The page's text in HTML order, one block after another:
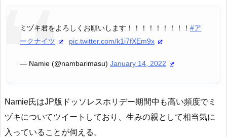
ミヅキ君をよろしくお願いします！！！！！！！！！ #ア
ークナイツ
pic.twitter.com/k1i7fXEm9x
— Namie (@nambarimasu) January 14, 2022
Namie氏はJP版ドッソレスホリデー期間中も高い頻度でミ
ヅキについてツイートしており、生みの親として相当気に
入っていることが伺える。